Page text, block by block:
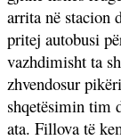
arrita në stacion
pritej autobusi
vazhdimisht ta
zhvendosur
shqetësimin tim
ata. Fillova të